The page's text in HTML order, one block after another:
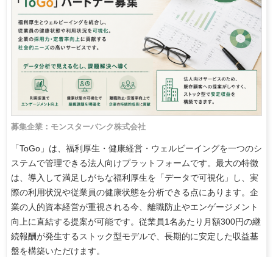
募集企業：モンスターバンク株式会社
「ToGo」は、福利厚生・健康経営・ウェルビーイングを一つのシ
ステムで管理できる法人向けプラットフォームです。最大の特徴
は、導入して満足しがちな福利厚生を「データで可視化」し、実
際の利用状況や従業員の健康状態を分析できる点にあります。企
業の人的資本経営が重視される今、離職防止やエンゲージメント
向上に直結する提案が可能です。従業員1名あたり月額300円の継
続報酬が発生するストック型モデルで、長期的に安定した収益基
盤を構築いただけます。